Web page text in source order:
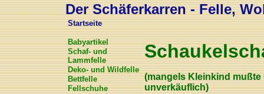
Der Schäferkarren - Felle,
Startseite
Babyartikel
Schaf- und
Lammfelle
Deko- und Wildfelle
Bettfelle
Fellschuhe
(mangels Kleinkind mußte
unverkäuflich)